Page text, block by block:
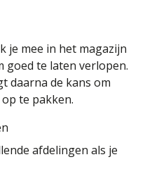
je mee in het magazijn
goed te laten verlopen.
daarna de kans om
te pakken.
afdelingen als je